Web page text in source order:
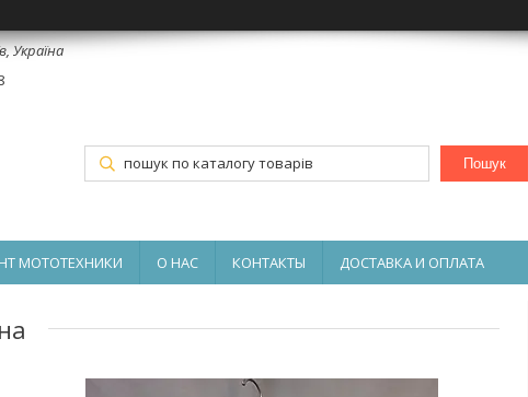
Україна
Пошук
МОТОТЕХНИКИ О НАС КОНТАКТЫ ДОСТАВКА И ОПЛАТА